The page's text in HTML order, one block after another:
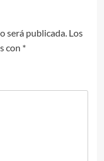
será publicada. Los
con *